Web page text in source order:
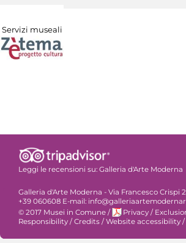
Servizi museali
Leggi le recensioni su: Galleria d'Arte Moderna
Galleria d'Arte Moderna - Via Francesco Crispi
+39 060608 E-mail:
© 2017 Musei in Comune / Privacy /
Responsibility /Credits /Website accessibility /